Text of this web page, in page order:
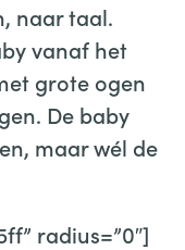
naar taal.
vanaf het
grote ogen
De baby
maar wél de
radius=”0″]